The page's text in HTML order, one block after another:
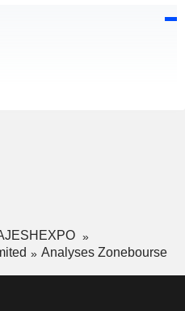
Analyses Zonebourse